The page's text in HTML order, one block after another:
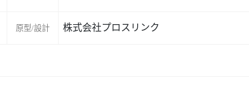
原型/設計 株式会社プロスリンク